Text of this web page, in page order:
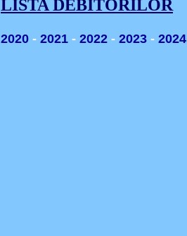
LISTA DEBITORILOR
2020 - 2021 - 2022 - 2023 - 2024